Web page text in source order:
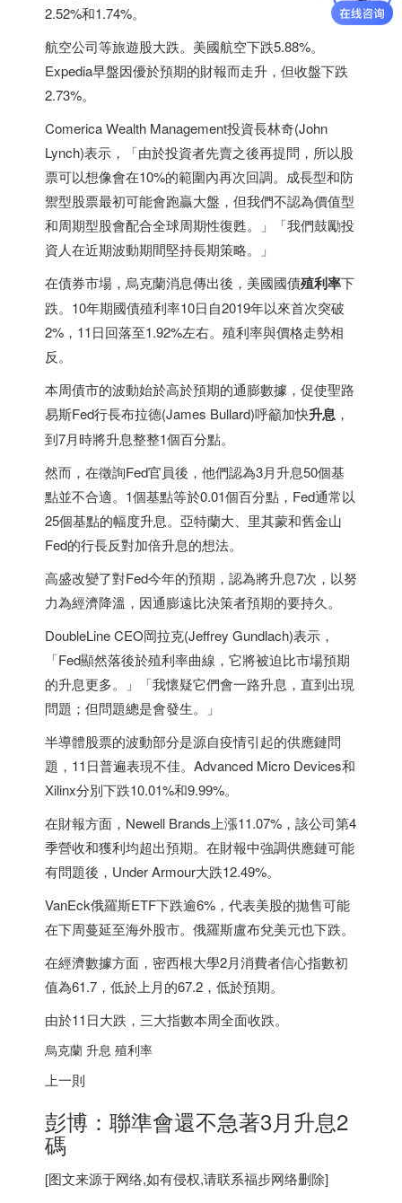
2.52%和1.74%。
航空公司等旅遊股大跌。美國航空下跌5.88%。
Expedia早盤因優於預期的財報而走升，但收盤下跌
2.73%。
Comerica Wealth Management投資長林奇(John
Lynch)表示，「由於投資者先賣之後再提問，所以股
票可以想像會在10%的範圍內再次回調。成長型和防
禦型股票最初可能會跑贏大盤，但我們不認為價值型
和周期型股會配合全球周期性復甦。」「我們鼓勵投
資人在近期波動期間堅持長期策略。」
在債券市場，烏克蘭消息傳出後，美國國債殖利率下
跌。10年期國債殖利率10日自2019年以來首次突破
2%，11日回落至1.92%左右。殖利率與價格走勢相
反。
本周債市的波動始於高於預期的通膨數據，促使聖路
易斯Fed行長布拉德(James Bullard)呼籲加快升息 ，
到7月時將升息整整1個百分點。
然而，在徵詢Fed官員後，他們認為3月升息50個基
點並不合適。1個基點等於0.01個百分點，Fed通常以
25個基點的幅度升息。亞特蘭大、里其蒙和舊金山
Fed的行長反對加倍升息的想法。
高盛改變了對Fed今年的預期，認為將升息7次，以努
力為經濟降溫，因通膨遠比決策者預期的要持久。
DoubleLine CEO岡拉克(Jeffrey Gundlach)表示，
「Fed顯然落後於殖利率曲線，它將被迫比市場預期
的升息更多。」「我懷疑它們會一路升息，直到出現
問題；但問題總是會發生。」
半導體股票的波動部分是源自疫情引起的供應鏈問
題，11日普遍表現不佳。Advanced Micro Devices和
Xilinx分別下跌10.01%和9.99%。
在財報方面，Newell Brands上漲11.07%，該公司第4
季營收和獲利均超出預期。在財報中強調供應鏈可能
有問題後，Under Armour大跌12.49%。
VanEck俄羅斯ETF下跌逾6%，代表美股的拋售可能
在下周蔓延至海外股市。俄羅斯盧布兌美元也下跌。
在經濟數據方面，密西根大學2月消費者信心指數初
值為61.7，低於上月的67.2，低於預期。
由於11日大跌，三大指數本周全面收跌。
烏克蘭 升息 殖利率
上一則
彭博：聯準會還不急著3月升息2
碼
[图文来源于网络,如有侵权,请联系福步网络删除]